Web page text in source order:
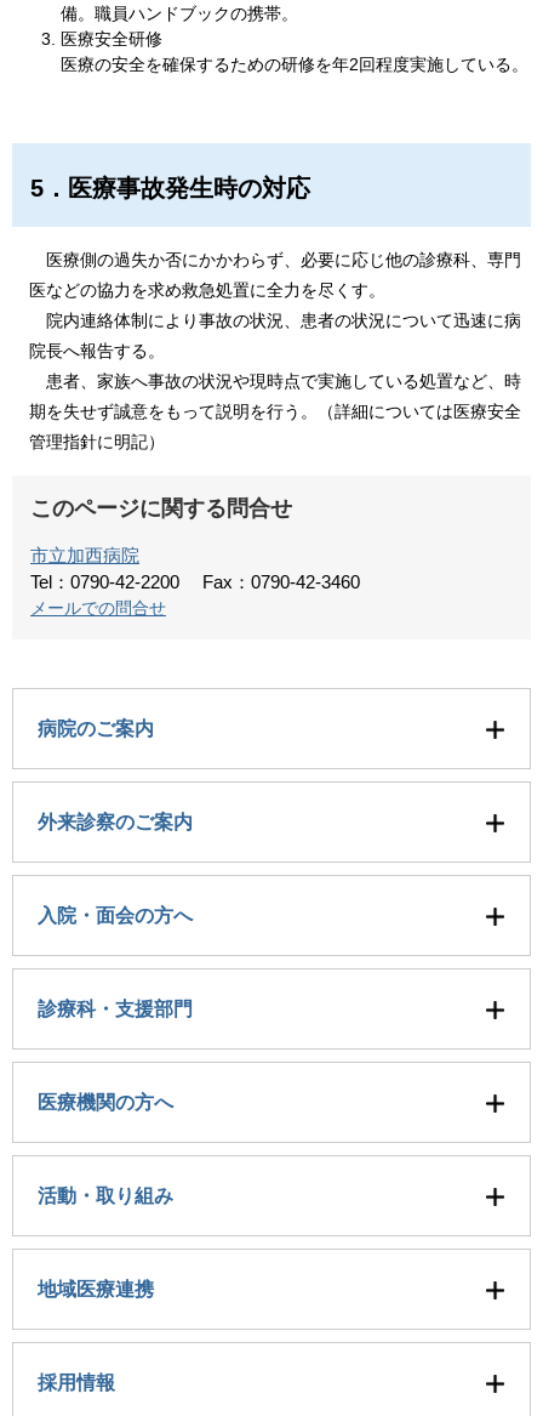
備。職員ハンドブックの携帯。
医療安全研修
​医療の安全を確保するための研修を年2回程度実施している。
5．医療事故発生時の対応
医療側の過失か否にかかわらず、必要に応じ他の診療科、専門
医などの協力を求め救急処置に全力を尽くす。
院内連絡体制により事故の状況、患者の状況について迅速に病
院長へ報告する。
患者、家族へ事故の状況や現時点で実施している処置など、時
期を失せず誠意をもって説明を行う。（詳細については医療安全
管理指針に明記）
このページに関する問合せ
市立加西病院
Tel：0790-42-2200
Fax：0790-42-3460
メールでの問合せ
病院のご案内
外来診察のご案内
入院・面会の方へ
診療科・支援部門
医療機関の方へ
活動・取り組み
地域医療連携
採用情報